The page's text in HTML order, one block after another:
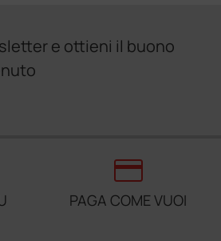
e ottieni il buono
credit_card
PAGA COME VUOI